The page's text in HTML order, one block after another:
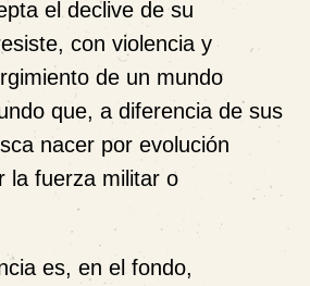
el declive de su
con violencia y
de un mundo
que, a diferencia de sus
nacer por evolución
la fuerza militar o
es, en el fondo,